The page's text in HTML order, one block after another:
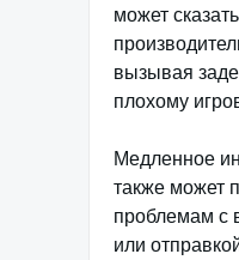
может
вызывая
плохому
Медленное
также может
проблемам с
или